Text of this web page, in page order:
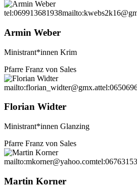
tel:069913681938
Armin Weber
Ministrant*innen Krim
Pfarre Franz von Sales
mailto:florian_widter@gmx.at
Florian Widter
Ministrant*innen Glanzing
Pfarre Franz von Sales
mailto:mkorner@yahoo.com
Martin Korner